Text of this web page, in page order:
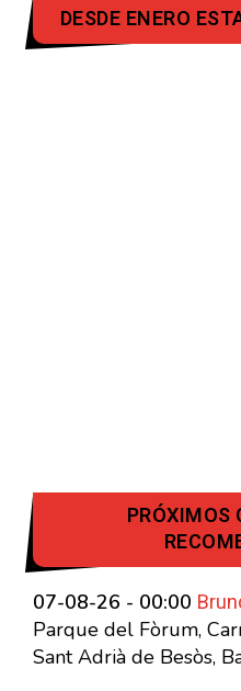
DESDE ENERO
PRÓXIMOS
07-08-26 - 00:00
Parque del Fòrum,
Sant Adrià de Besòs,